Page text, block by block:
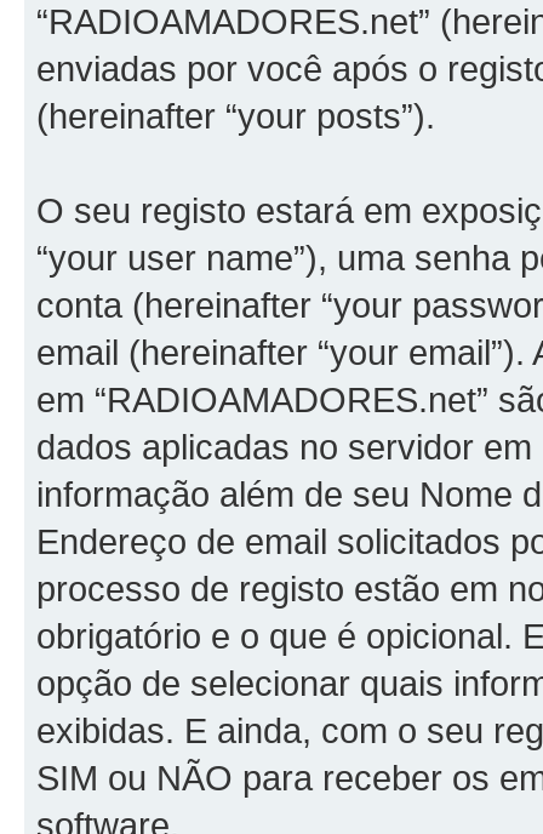
“RADIOAMADORES.net”
enviadas por você após o
(hereinafter “your posts”).
O seu registo estará em
“your user name”), uma senha
conta (hereinafter “your
email (hereinafter “your
em “RADIOAMADORES.net”
dados aplicadas no servidor
informação além de seu Nome
Endereço de email solicitados
processo de registo estão em
obrigatório e o que é opicional.
opção de selecionar quais
exibidas. E ainda, com o seu
SIM ou NÃO para receber os
software.